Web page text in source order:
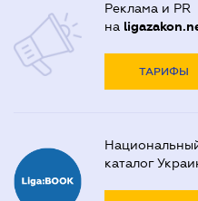
Реклама и PR
на
ТАРИФЫ
каталог